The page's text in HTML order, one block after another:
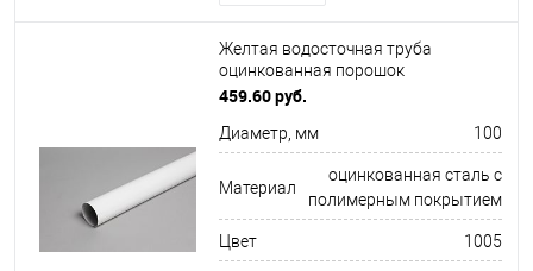
Желтая водосточная труба
оцинкованная порошок
ф100х1250мм RAL 1005
459.60 руб.
Диаметр, мм 100
Материал
оцинкованная сталь с
полимерным покрытием
Цвет 1005